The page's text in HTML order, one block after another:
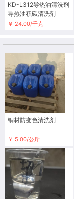
KD-L312导热油清洗剂
导热油积碳清洗剂
￥ 24.00/千克
铜材防变色清洗剂
￥ 5.00/公斤